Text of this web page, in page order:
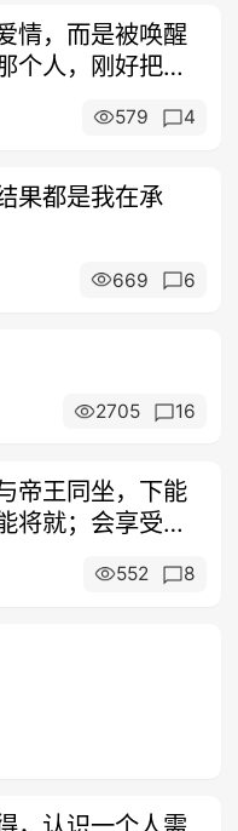
情，而是被唤醒
个人，刚好把你
579 4
果都是我在承
669 6
2705 16
帝王同坐，下能
将就；会享受，
552 8